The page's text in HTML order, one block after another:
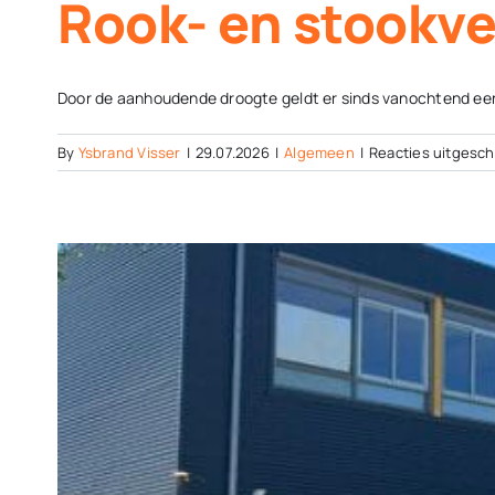
Rook- en
Door de aanhoudende droogte geldt er sinds vanochtend
By Ysbrand Visser | 29.07.2026 | Algemeen | Reacties